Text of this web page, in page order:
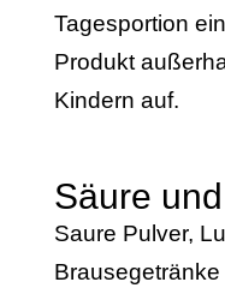
Tagesportion
Produkt
Kindern auf.
Säure
Saure Pulver,